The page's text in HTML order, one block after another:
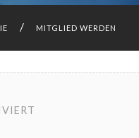
MITGLIED WERDEN